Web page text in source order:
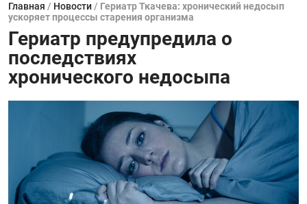
Главная / Новости / Гериатр Ткачева: хронический недосып
ускоряет процессы старения организма
Гериатр предупредила о
последствиях
хронического недосыпа